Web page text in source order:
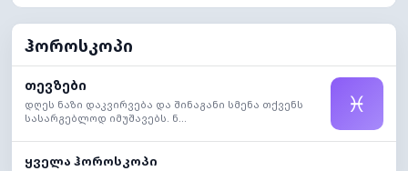
ჰოროსკოპი
თევზები
დღეს ნაზი დაკვირვება და შინაგანი სმენა თქვენს
სასარგებლოდ იმუშავებს. ნ...
♓
ყველა ჰოროსკოპი